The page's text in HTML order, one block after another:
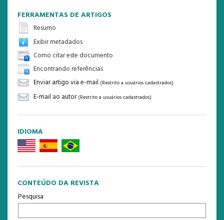
FERRAMENTAS DE ARTIGOS
Resumo
Exibir metadados
Como citar este documento
Encontrando referências
Enviar artigo via e-mail (Restrito a usuários cadastrados)
E-mail ao autor (Restrito a usuários cadastrados)
IDIOMA
CONTEÚDO DA REVISTA
Pesquisa